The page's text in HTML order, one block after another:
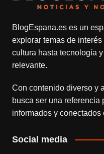
BlogEspana.eses un
explorar temas de
cultura hasta tecnología
relevante.
Con contenido diverso y
busca ser una referencia
informados y
Social media